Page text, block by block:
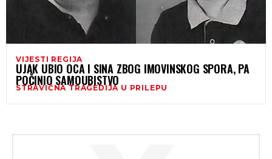
VIJESTI REGIJA
UJAK UBIO OCA I SINA ZBOG IMOVINSKOG SPORA, PA
POČINIO SAMOUBISTVO
STRAVIČNA TRAGEDIJA U PRILEPU